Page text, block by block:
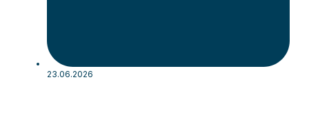
23.06.2026